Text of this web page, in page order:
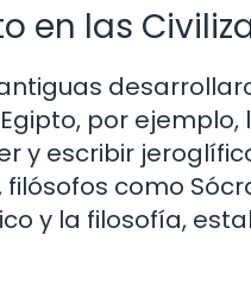
en las
antiguas
por
y escribir
como
y la filosofía,